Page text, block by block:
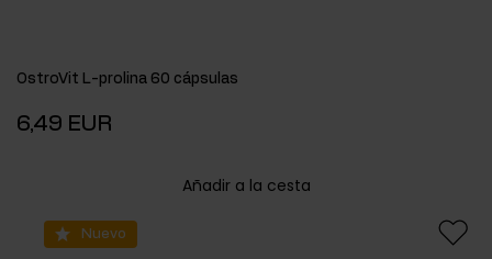
OstroVit L-prolina 60 cápsulas
6,49 EUR
Añadir a la cesta
Nuevo